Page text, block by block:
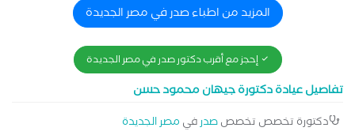
المزيد من اطباء صدر في مصر الجديدة
إحجز مع أقرب دكتور صدر في مصر الجديدة
تفاصيل عيادة دكتورة جيهان محمود حسن
دكتورة تخصص تخصصصدرفي مصر الجديدة